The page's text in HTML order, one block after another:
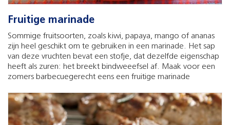
Fruitige marinade
Sommige fruitsoorten, zoals kiwi, papaya, mango of ananas
zijn heel geschikt om te gebruiken in een marinade. Het sap
van deze vruchten bevat een stofje, dat dezelfde eigenschap
heeft als zuren: het breekt bindweeefsel af. Maak voor een
zomers barbecuegerecht eens een fruitige marinade